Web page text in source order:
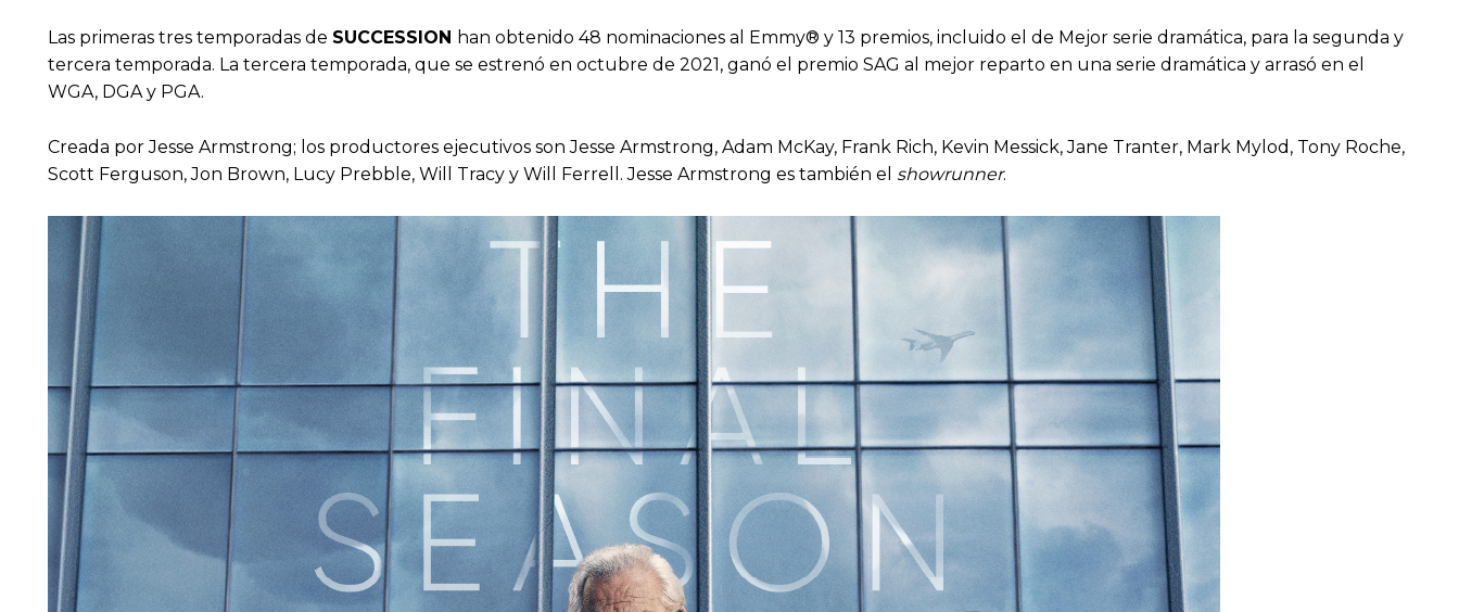
Las primeras tres temporadas de SUCCESSION han obtenido 48 nominaciones al Emmy® y 13 premios, incluido el de Mejor serie dramática, para la segunda y
tercera temporada. La tercera temporada, que se estrenó en octubre de 2021, ganó el premio SAG al mejor reparto en una serie dramática y arrasó en el
WGA, DGA y PGA.
Creada por Jesse Armstrong; los productores ejecutivos son Jesse Armstrong, Adam McKay, Frank Rich, Kevin Messick, Jane Tranter, Mark Mylod, Tony Roche,
Scott Ferguson, Jon Brown, Lucy Prebble, Will Tracy y Will Ferrell. Jesse Armstrong es también el showrunner.